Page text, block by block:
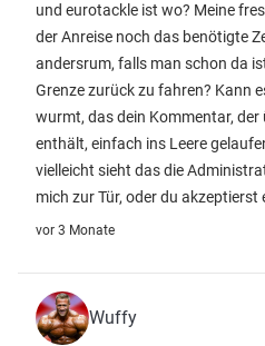
und eurotackle ist wo? Meine
der Anreise noch das benötigte
andersrum, falls man schon da
Grenze zurück zu fahren? Kann
wurmt, das dein Kommentar, der
enthält, einfach ins Leere
vielleicht sieht das die
mich zur Tür, oder du
vor 3 Monate
Wuffy